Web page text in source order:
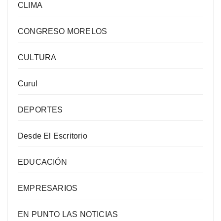
CLIMA
CONGRESO MORELOS
CULTURA
Curul
DEPORTES
Desde El Escritorio
EDUCACIÓN
EMPRESARIOS
EN PUNTO LAS NOTICIAS